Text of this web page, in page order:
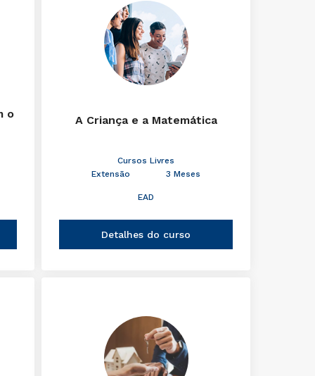
o
A Criança e a Matemática
Cursos Livres
Extensão
3 Meses
EAD
Detalhes do curso